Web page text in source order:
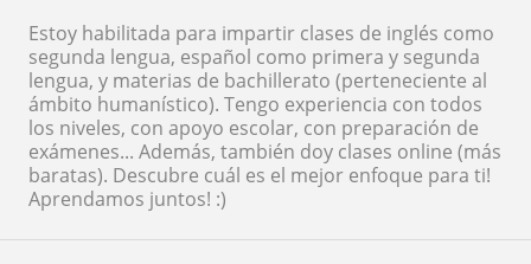
Estoy habilitada para impartir clases de inglés como
segunda lengua, español como primera y segunda
lengua, y materias de bachillerato (perteneciente al
ámbito humanístico). Tengo experiencia con todos
los niveles, con apoyo escolar, con preparación de
exámenes... Además, también doy clases online (más
baratas). Descubre cuál es el mejor enfoque para ti!
Aprendamos juntos! :)